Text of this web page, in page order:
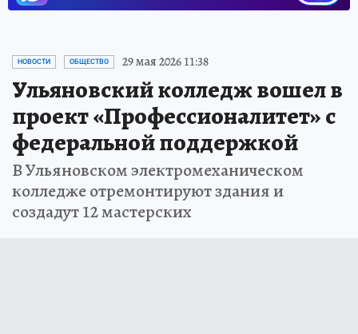
НОВОСТИ ОБЩЕСТВО 29 мая 2026 11:38
Ульяновский колледж вошел в
проект «Профессионалитет» с
федеральной поддержкой
В Ульяновском электромеханическом
колледже отремонтируют здания и
создадут 12 мастерских